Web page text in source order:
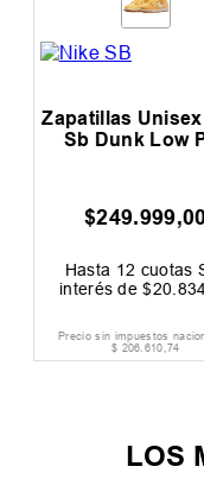
Zapatillas
Sb Dunk Low
$249.999,
Hasta 12 cuotas
interés de$20.
Precio sin impuestos
$ 206.610,74
LOS